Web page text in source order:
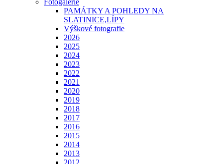
Fotogalerie
PAMÁTKY A POHLEDY NA
SLATINICE,LÍPY
Výškové fotografie
2026
2025
2024
2023
2022
2021
2020
2019
2018
2017
2016
2015
2014
2013
2012